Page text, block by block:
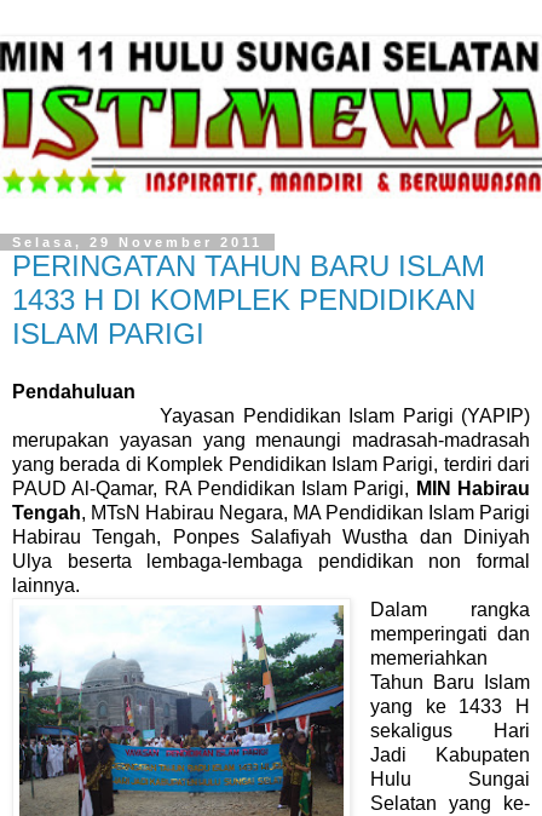
Selasa, 29 November 2011
PERINGATAN TAHUN BARU ISLAM
1433 H DI KOMPLEK PENDIDIKAN
ISLAM PARIGI
Pendahuluan
Yayasan Pendidikan Islam Parigi (YAPIP)
merupakan yayasan yang menaungi madrasah-madrasah
yang berada di Komplek Pendidikan Islam Parigi, terdiri dari
PAUD Al-Qamar, RA Pendidikan Islam Parigi, MIN Habirau
Tengah, MTsN Habirau Negara, MA Pendidikan Islam Parigi
Habirau Tengah, Ponpes Salafiyah Wustha dan Diniyah
Ulya beserta lembaga-lembaga pendidikan non formal
lainnya.
Dalam rangka
memperingati dan
memeriahkan
Tahun Baru Islam
yang ke 1433 H
sekaligus Hari
Jadi Kabupaten
Hulu Sungai
Selatan yang ke-